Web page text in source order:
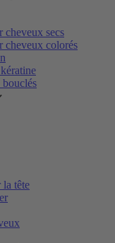
cheveux secs
cheveux colorés
la tête